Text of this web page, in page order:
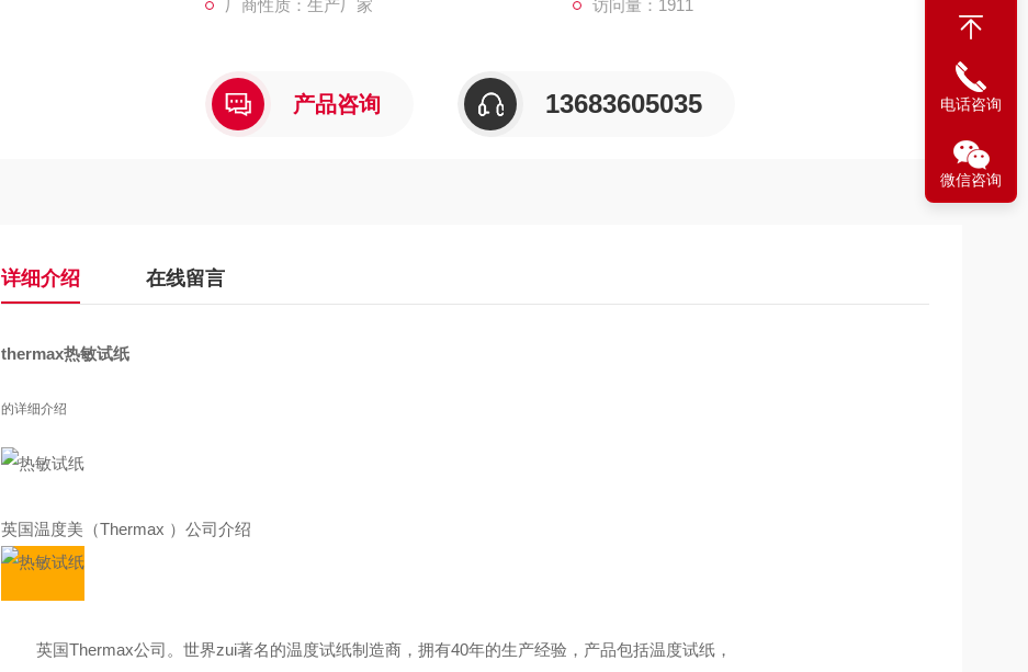
厂商性质：生产厂家 访问量：1911
产品咨询 13683605035
详细介绍 在线留言
thermax热敏试纸
的详细介绍
英国温度美（Thermax ）公司介绍
英国Thermax公司。世界zui著名的温度试纸制造商，拥有40年的生产经验，产品包括温度试纸，
电话咨询
微信咨询